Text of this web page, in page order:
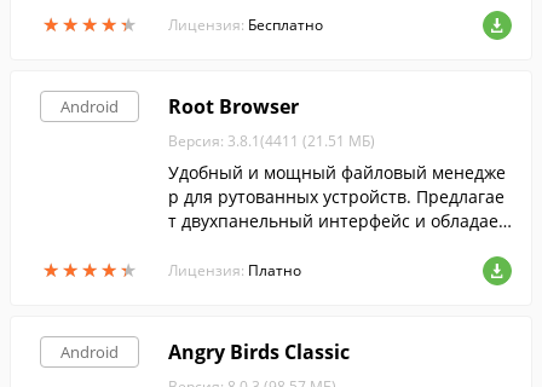
★★★★★
★★★★★
омандной строкой Linux.
Лицензия: Бесплатно
Android
★★★★★
★★★★★
Root Browser
Версия: 3.8.1(4411 (21.51 МБ)
Удобный и мощный файловый менедже
р для рутованных устройств. Предлагае
т двухпанельный интерфейс и обладает
ов.
Лицензия: Платно
Android Angry Birds Classic